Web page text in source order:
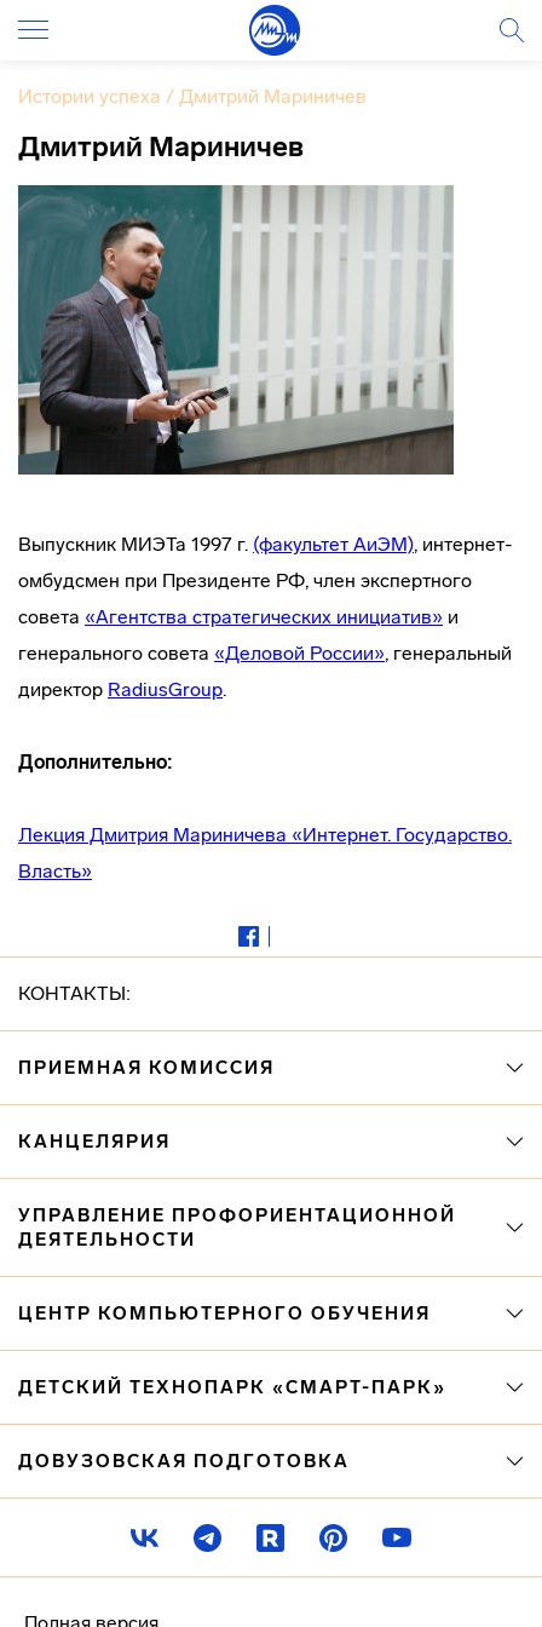
Истории успеха / Дмитрий Мариничев
Дмитрий Мариничев
Выпускник МИЭТа 1997 г. (факультет АиЭМ), интернет-
омбудсмен при Президенте РФ, член экспертного
совета «Агентства стратегических инициатив» и
генерального совета «Деловой России», генеральный
директор RadiusGroup.
Дополнительно:
Лекция Дмитрия Мариничева «Интернет. Государство.
Власть»
КОНТАКТЫ:
ПРИЕМНАЯ КОМИССИЯ
КАНЦЕЛЯРИЯ
УПРАВЛЕНИЕ ПРОФОРИЕНТАЦИОННОЙ
ДЕЯТЕЛЬНОСТИ
ЦЕНТР КОМПЬЮТЕРНОГО ОБУЧЕНИЯ
ДЕТСКИЙ ТЕХНОПАРК «СМАРТ-ПАРК»
ДОВУЗОВСКАЯ ПОДГОТОВКА